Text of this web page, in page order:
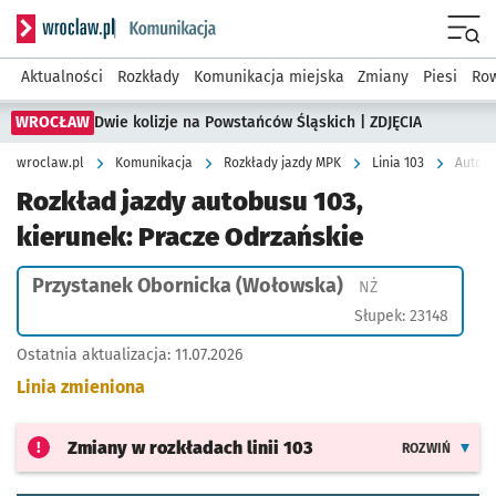
Serwis informacyjny wroclaw.pl podserwis: Komunikacja
Aktualności Rozkłady Komunikacja miejska Zmiany Piesi
WROCŁAW Dwie kolizje na Powstańców Śląskich | ZDJĘCIA
wroclaw.pl Komunikacja Rozkłady jazdy MPK Linia 103
Rozkład jazdy autobusu 103,
kierunek: Pracze Odrzańskie
Przystanek Obornicka (Wołowska) NŻPrzystanek na
Słupek: 23148
Ostatnia aktualizacja: 11.07.2026
Linia zmieniona
Zmiany w rozkładach linii 103 ROZWIŃ